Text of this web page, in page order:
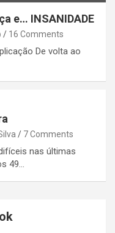
e… INSANIDADE
16 Comments
De volta ao
7 Comments
nas últimas
49…